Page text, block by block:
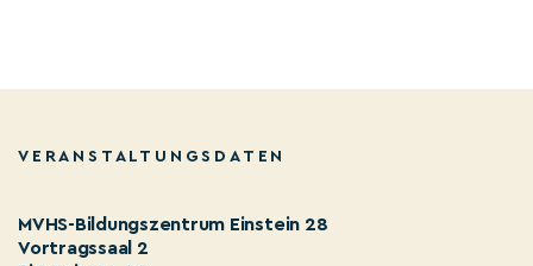
VERANSTALTUNGSDATEN
MVHS-Bildungszentrum Einstein 28
Vortragssaal 2